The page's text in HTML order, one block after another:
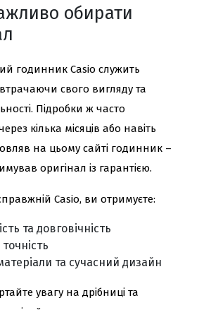
обирати
годинник Casio служить
свого вигляду та
Підробки ж часто
кілька місяців або навіть
на цьому сайті годинник –
оригінал із гарантією.
Casio, ви отримуєте:
та довговічність
та сучасний дизайн
увагу на дрібниці та